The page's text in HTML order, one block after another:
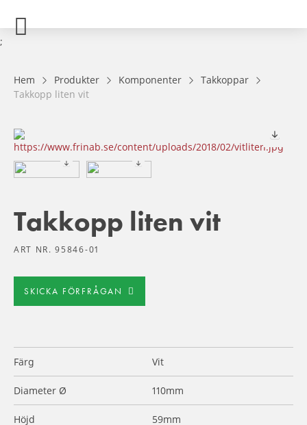
;
Hem Produkter Komponenter
Takkoppar
Takkopp liten vit
Takkopp liten vit
ART NR. 95846-01
SKICKA FÖRFRÅGAN
Färg Vit
Diameter Ø 110mm
Höjd 59mm